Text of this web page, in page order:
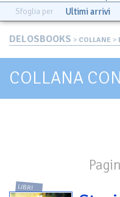
Sfoglia per Ultimi arrivi
DELOSBOOKS > COLLANE >
COLLANA
LIBRI